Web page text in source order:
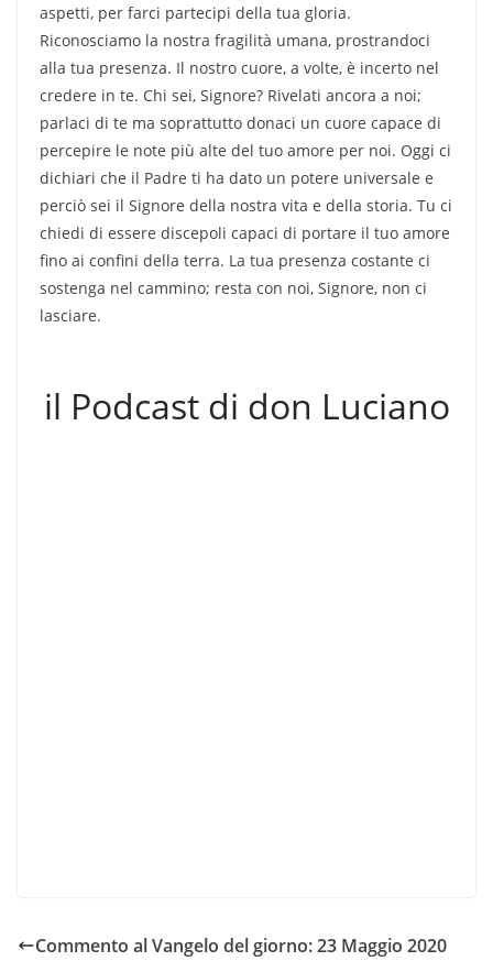
aspetti, per farci partecipi della tua gloria.
Riconosciamo la nostra fragilità umana, prostrandoci
alla tua presenza. Il nostro cuore, a volte, è incerto nel
credere in te. Chi sei, Signore? Rivelati ancora a noi;
parlaci di te ma soprattutto donaci un cuore capace di
percepire le note più alte del tuo amore per noi. Oggi ci
dichiari che il Padre ti ha dato un potere universale e
perciò sei il Signore della nostra vita e della storia. Tu ci
chiedi di essere discepoli capaci di portare il tuo amore
fino ai confini della terra. La tua presenza costante ci
sostenga nel cammino; resta con noi, Signore, non ci
lasciare.
il Podcast di don Luciano
Commento al Vangelo del giorno: 23 Maggio 2020